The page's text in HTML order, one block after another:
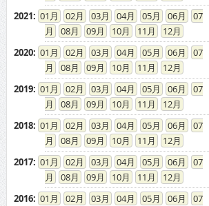
2021: 01 02 03 04 05 06
07
08
09 10 11
12
2020: 01 02 03 04 05 06
07
08
09 10 11
12
2019: 01 02 03 04 05 06
07
08
09 10 11
12
2018: 01 02 03 04 05 06
07
08
09 10 11
12
2017: 01 02 03 04 05 06
07
08
09 10 11
12
2016: 01 02 03 04 05 06
07